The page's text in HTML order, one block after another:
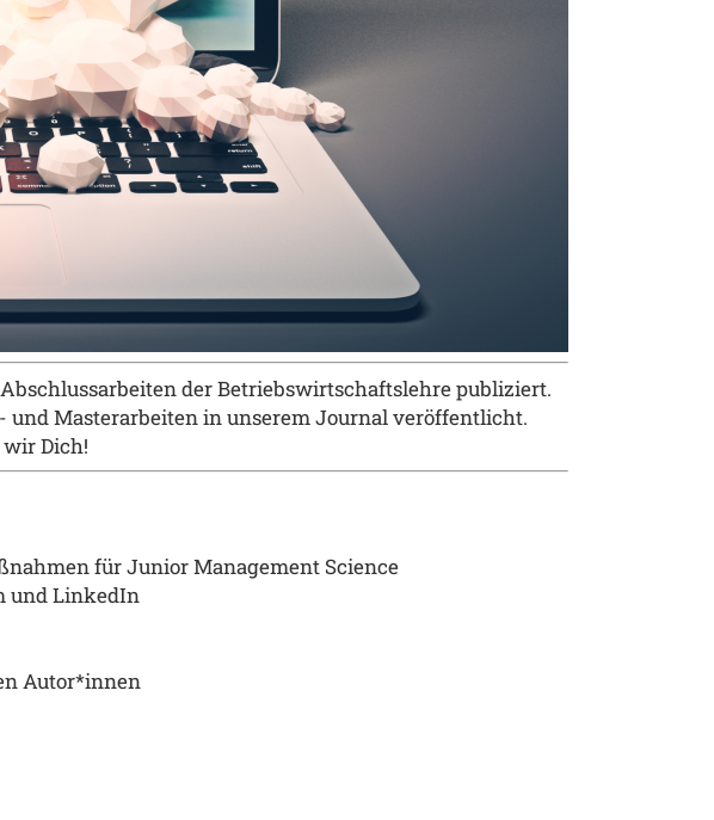
der Betriebswirtschaftslehre publiziert.
und Masterarbeiten in unserem Journal veröffentlicht.
Dich!
nahmen für Junior Management Science
und LinkedIn
Autor*innen